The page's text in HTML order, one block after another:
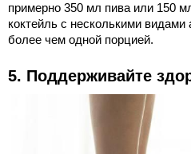
примерно 350 мл пива или 150
коктейль с несколькими видами
более чем одной порцией.
5. Поддерживайте